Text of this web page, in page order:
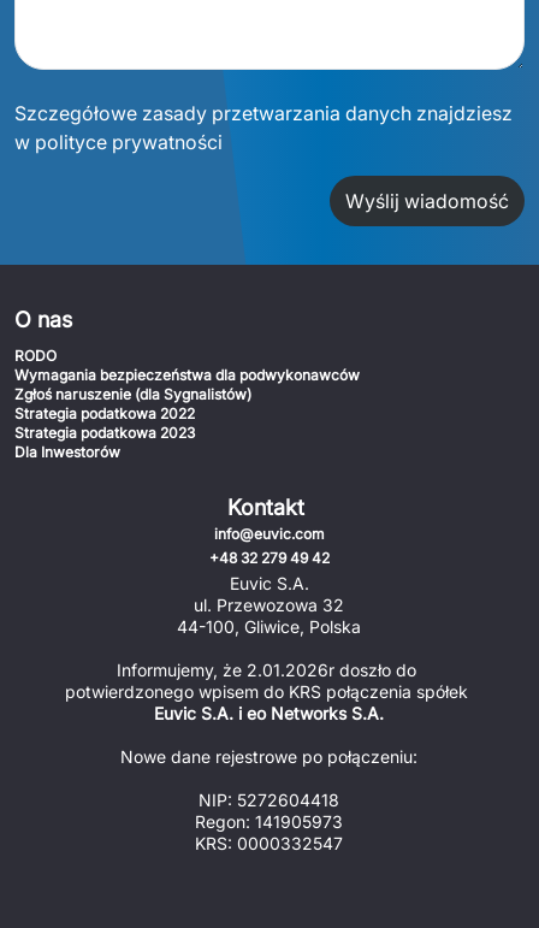
Szczegółowe zasady przetwarzania danych znajdziesz
w polityce prywatności
Wyślij wiadomość
O nas
RODO
Wymagania bezpieczeństwa dla podwykonawców
Zgłoś naruszenie (dla Sygnalistów)
Strategia podatkowa 2022
Strategia podatkowa 2023
Dla Inwestorów
Kontakt
info@euvic.com
+48 32 279 49 42
Euvic S.A.
ul. Przewozowa 32
44-100, Gliwice, Polska
Informujemy, że 2.01.2026r doszło do
Euvic S.A. i eo Networks S.A.
Nowe dane rejestrowe po połączeniu:
NIP: 5272604418
Regon: 141905973
KRS: 0000332547